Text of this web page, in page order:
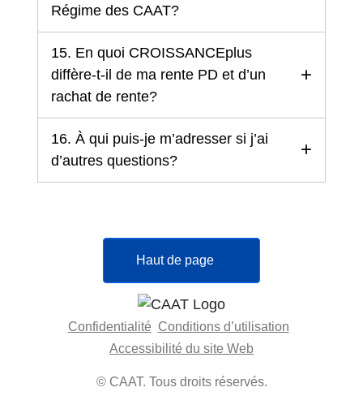
Régime des CAAT?
15. En quoi CROISSANCEplus
diffère-t-il de ma rente PD et d’un
rachat de rente?
16. À qui puis-je m’adresser si j’ai
d’autres questions?
Haut de page
Confidentialité Conditions d’utilisation
Accessibilité du site Web
© CAAT. Tous droits réservés.